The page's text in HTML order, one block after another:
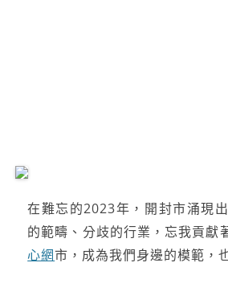
在難忘的2023年，開封市涌現
的範疇、分歧的行業，忘我貢獻
心網市，成為我們身邊的模範，